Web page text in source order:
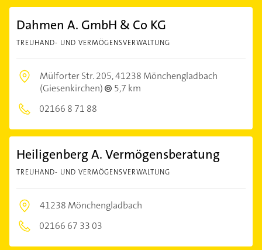
Dahmen A. GmbH & Co KG
TREUHAND- UND VERMÖGENSVERWALTUNG
Mülforter Str. 205,41238 Mönchengladbach
(Giesenkirchen)
5,7 km
02166 8 71 88
Heiligenberg A. Vermögensberatung
TREUHAND- UND VERMÖGENSVERWALTUNG
41238 Mönchengladbach
02166 67 33 03